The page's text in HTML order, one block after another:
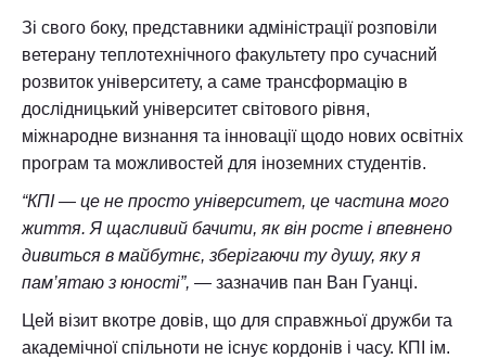
Зі свого боку, представники адміністрації розповіли
ветерану теплотехнічного факультету про сучасний
розвиток університету, а саме трансформацію в
дослідницький університет світового рівня,
міжнародне визнання та інновації щодо нових освітніх
програм та можливостей для іноземних студентів.
“КПІ — це не просто університет, це частина мого
життя. Я щасливий бачити, як він росте і впевнено
дивиться в майбутнє, зберігаючи ту душу, яку я
пам’ятаю з юності”, — зазначив пан Ван Гуанці.
Цей візит вкотре довів, що для справжньої дружби та
академічної спільноти не існує кордонів і часу. КПІ ім.